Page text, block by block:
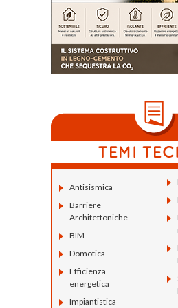
Antisismica
Barriere
Architettoniche
BIM
Domotica
Efficienza
energetica
Impiantistica